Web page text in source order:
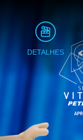
DETALHES